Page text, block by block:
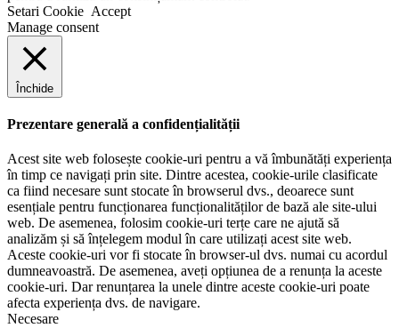
Setari Cookie Accept
Manage consent
Închide
Prezentare generală a confidențialității
Acest site web folosește cookie-uri pentru a vă îmbunătăți experiența
în timp ce navigați prin site. Dintre acestea, cookie-urile clasificate
ca fiind necesare sunt stocate în browserul dvs., deoarece sunt
esențiale pentru funcționarea funcționalităților de bază ale site-ului
web. De asemenea, folosim cookie-uri terțe care ne ajută să
analizăm și să înțelegem modul în care utilizați acest site web.
Aceste cookie-uri vor fi stocate în browser-ul dvs. numai cu acordul
dumneavoastră. De asemenea, aveți opțiunea de a renunța la aceste
cookie-uri. Dar renunțarea la unele dintre aceste cookie-uri poate
afecta experiența dvs. de navigare.
Necesare